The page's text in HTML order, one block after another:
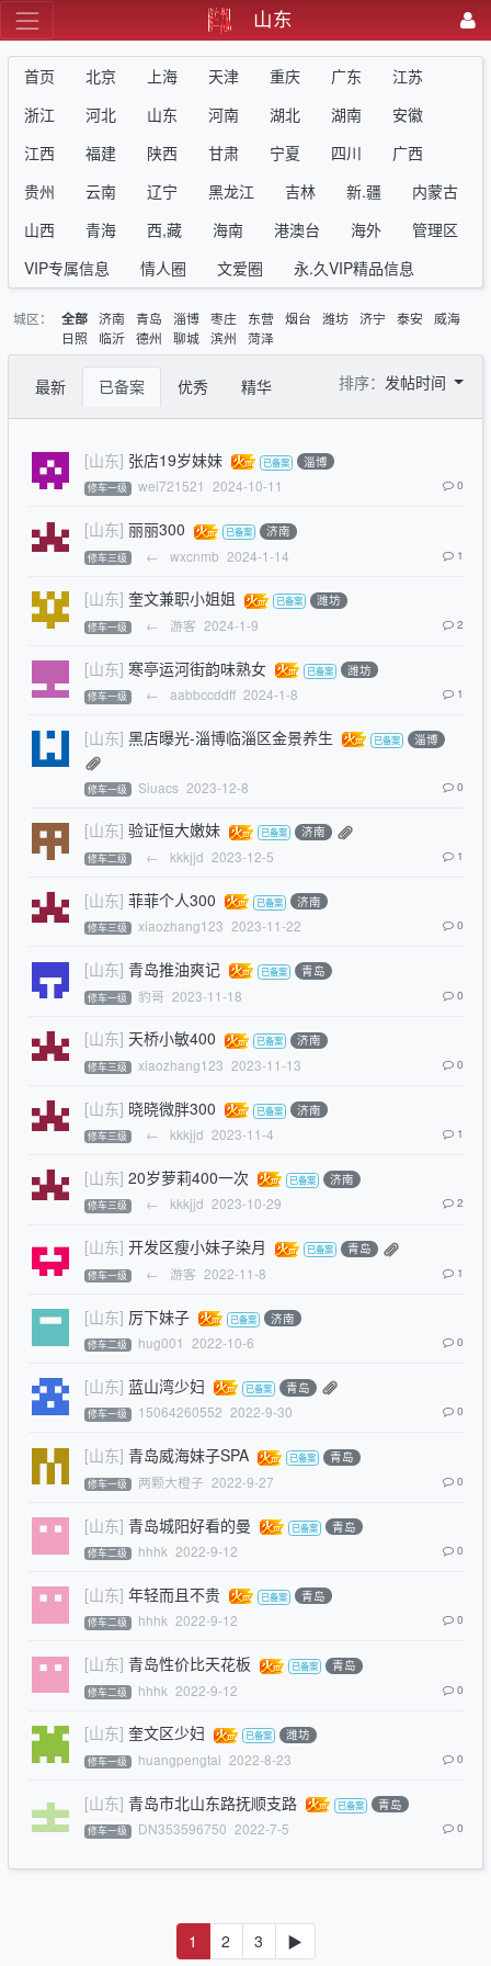
山东
首页 北京 上海 天津 重庆 广东
江苏
浙江
河北 山东 河南 湖北 湖南
安徽
江西
福建 陕西 甘肃 宁夏 四川
广西
贵州
云南 辽宁 黑龙江 吉林 新.疆
内蒙古
山西
青海 西,藏 海南 港澳台 海外
管理区
VIP专属信息
情人圈 文爱圈 永.久VIP精品信息
城区： 全部 济南 青岛 淄博 枣庄 东营 烟台 潍坊 济宁 泰安
威海
日照
临沂 德州 聊城 滨州 菏泽
最新 已备案 优秀 精华 排序： 发帖时间
[山东] 张店19岁妹妹 淄博
修车一级 wei721521 2024-10-11 0
[山东] 丽丽300 济南
修车三级 ← wxcnmb 2024-1-14 1
[山东] 奎文兼职小姐姐 潍坊
修车一级 ← 游客 2024-1-9 2
[山东] 寒亭运河街韵味熟女 潍坊
修车一级 ← aabbccddff 2024-1-8 1
[山东] 黑店曝光-淄博临淄区金景养生 淄博
修车一级 Siuacs 2023-12-8 0
[山东] 验证恒大嫩妹 济南
修车二级 ← kkkjjd 2023-12-5 1
[山东] 菲菲个人300 济南
修车三级 xiaozhang123 2023-11-22 0
[山东] 青岛推油爽记 青岛
修车一级 豹哥 2023-11-18 0
[山东] 天桥小敏400 济南
修车三级 xiaozhang123 2023-11-13 0
[山东] 晓晓微胖300 济南
修车三级 ← kkkjjd 2023-11-4 1
[山东] 20岁萝莉400一次 济南
修车三级 ← kkkjjd 2023-10-29 2
[山东] 开发区瘦小妹子染月 青岛
修车一级 ← 游客 2022-11-8 1
[山东] 厉下妹子 济南
修车二级 hug001 2022-10-6 0
[山东] 蓝山湾少妇 青岛
修车一级 15064260552 2022-9-30 0
[山东] 青岛威海妹子SPA 青岛
修车一级 两颗大橙子 2022-9-27 0
[山东] 青岛城阳好看的曼 青岛
修车二级 hhhk 2022-9-12 0
[山东] 年轻而且不贵 青岛
修车二级 hhhk 2022-9-12 0
[山东] 青岛性价比天花板 青岛
修车二级 hhhk 2022-9-12 0
[山东] 奎文区少妇 潍坊
修车一级 huangpengtai 2022-8-23 0
[山东] 青岛市北山东路抚顺支路 青岛
修车一级 DN353596750 2022-7-5 0
1 2 3 ▶